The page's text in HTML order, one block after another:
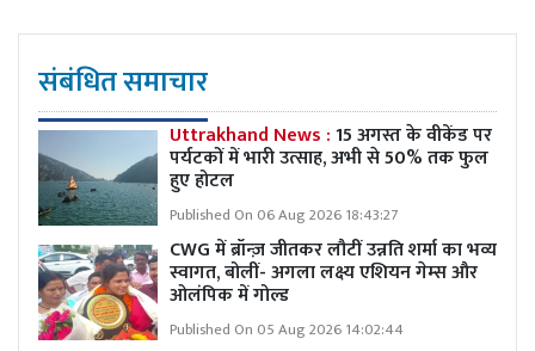
संबंधित समाचार
Uttrakhand News :15 अगस्त के वीकेंड पर
पर्यटकों में भारी उत्साह, अभी से 50% तक फुल
हुए होटल
Published On 06 Aug 2026 18:43:27
CWG में ब्रॉन्ज़ जीतकर लौटीं उन्नति शर्मा का भव्य
स्वागत, बोलीं- अगला लक्ष्य एशियन गेम्स और
ओलंपिक में गोल्ड
Published On 05 Aug 2026 14:02:44